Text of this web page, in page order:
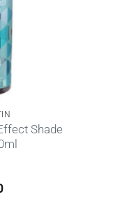
Shade